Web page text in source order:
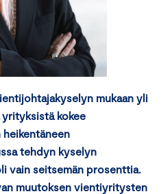
mukaan yli
kokee
tehdyn kyselyn
vain seitsemän prosenttia.
muutoksen vientiyritysten